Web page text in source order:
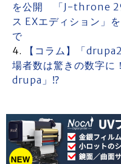
を公開 「J-throne
ス EXエディション」
で
【コラム】「
場者数は驚きの数字
drupa」⁉